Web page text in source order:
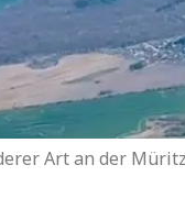
Art an der